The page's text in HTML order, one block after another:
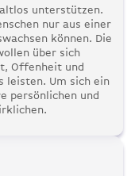
unterstützen.
nur aus einer
können. Die
über sich
Offenheit und
leisten. Um sich ein
persönlichen und